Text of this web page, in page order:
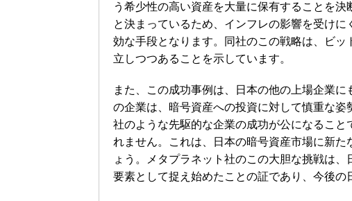
う希少性の高い資産を大量に保有することを
と決まっているため、インフレの影響を受け
効な手段となります。同社のこの戦略は、ビ
立しつつあることを示しています。
また、この成功事例は、日本の他の上場企業
の企業は、暗号資産への投資に対して慎重な
社のような先駆的な企業の成功が公になるこ
れません。これは、日本の暗号資産市場に新
ょう。メタプラネット社のこの大胆な挑戦は
要素として捉え始めたことの証であり、今後の